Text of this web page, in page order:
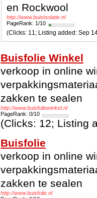
en Rockwool
http://www.buisisolatie.nl
PageRank: 1/10
(Clicks: 11; Listing added:
Buisfolie Winkel
verkoop in online
zakken te sealen
http://www.buisfoliewinkel.nl
PageRank: 0/10
(Clicks: 12; Listing
Buisfolie
verkoop in online
zakken te sealen
http://www.buisfolie.nl